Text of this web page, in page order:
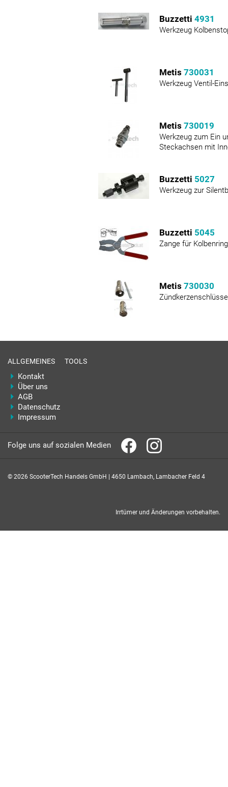
Buzzetti 4931
Werkzeug
Metis 730031
Werkzeug Ventil-
Metis 730019
Werkzeug zum Ein
Steckachsen mit
Buzzetti 5027
Werkzeug zur
Buzzetti 5045
Zange für
Metis 730030
ALLGEMEINES
Kontakt
Über uns
AGB
Datenschutz
Impressum
TOOLS
Folge uns auf sozialen Medien
© 2026 ScooterTech Handels GmbH | 4650 Lambach, Lambacher Feld 4
Irrtümer und Änderungen vorbehalten.